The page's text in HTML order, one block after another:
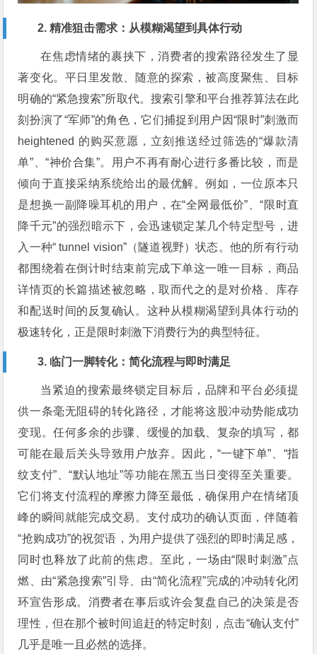
2. 精准狙击需求：从模糊渴望到具体行动
在焦虑情绪的裹挟下，消费者的搜索路径发生了显
著变化。平日里发散、随意的探索，被高度聚焦、目标
明确的“紧急搜索”所取代。搜索引擎和平台推荐算法在此
刻扮演了“军师”的角色，它们捕捉到用户因“限时”刺激而
heightened 的购买意愿，立刻推送经过筛选的“爆款清
单”、“神价合集”。用户不再有耐心进行多番比较，而是
倾向于直接采纳系统给出的最优解。例如，一位原本只
是想换一副降噪耳机的用户，在“全网最低价”、“限时直
降千元”的强烈暗示下，会迅速锁定某几个特定型号，进
入一种“ tunnel vision”（隧道视野）状态。他的所有行动
都围绕着在倒计时结束前完成下单这一唯一目标，商品
详情页的长篇描述被忽略，取而代之的是对价格、库存
和配送时间的反复确认。这种从模糊渴望到具体行动的
极速转化，正是限时刺激下消费行为的典型特征。
3. 临门一脚转化：简化流程与即时满足
当紧迫的搜索最终锁定目标后，品牌和平台必须提
供一条毫无阻碍的转化路径，才能将这股冲动势能成功
变现。任何多余的步骤、缓慢的加载、复杂的填写，都
可能在最后关头导致用户放弃。因此，“一键下单”、“指
纹支付”、“默认地址”等功能在黑五当日变得至关重要。
它们将支付流程的摩擦力降至最低，确保用户在情绪顶
峰的瞬间就能完成交易。支付成功的确认页面，伴随着
“抢购成功”的祝贺语，为用户提供了强烈的即时满足感，
同时也释放了此前的焦虑。至此，一场由“限时刺激”点
燃、由“紧急搜索”引导、由“简化流程”完成的冲动转化闭
环宣告形成。消费者在事后或许会复盘自己的决策是否
理性，但在那个被时间追赶的特定时刻，点击“确认支付”
几乎是唯一且必然的选择。